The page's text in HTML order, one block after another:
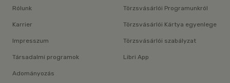
Rólunk
Karrier
Impresszum
Társadalmi programok
Adományozás
Törzsvásárlói Programunkról
Törzsvásárlói Kártya egyenlege
Törzsvásárlói szabályzat
Libri App